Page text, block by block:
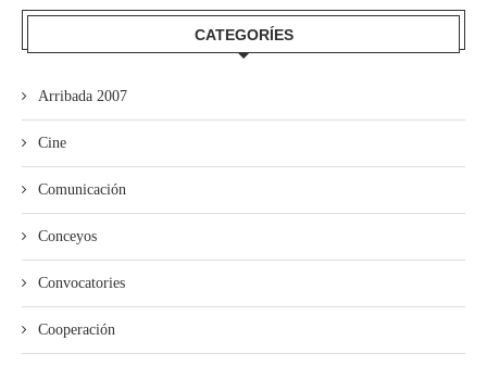
CATEGORÍES
Arribada 2007
Cine
Comunicación
Conceyos
Convocatories
Cooperación